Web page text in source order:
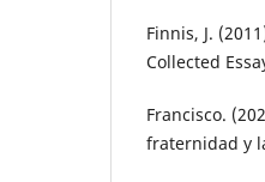
Finnis, J.
Collected
Francisco.
fraternidad y